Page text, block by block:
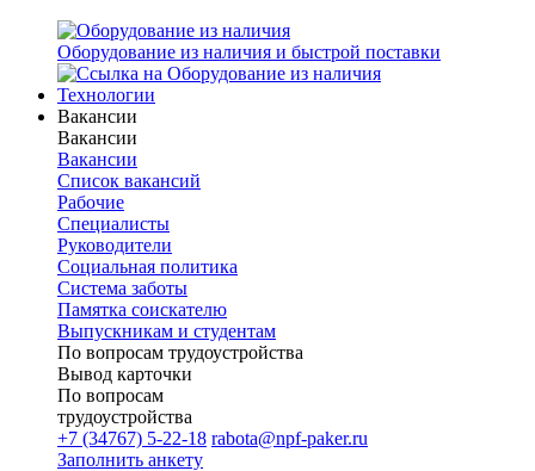
Оборудование из наличия и быстрой поставки
Технологии
Вакансии
Вакансии
Вакансии
Список вакансий
Рабочие
Специалисты
Руководители
Cоциальная политика
Система заботы
Памятка соискателю
Выпускникам и студентам
По вопросам трудоустройства
Вывод карточки
По вопросам
трудоустройства
+7 (34767) 5-22-18 rabota@npf-paker.ru
Заполнить анкету